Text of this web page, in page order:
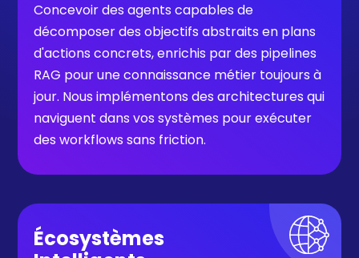
Concevoir des agents capables de
décomposer des objectifs abstraits en plans
d'actions concrets, enrichis par des pipelines
RAG pour une connaissance métier toujours à
jour. Nous implémentons des architectures qui
naviguent dans vos systèmes pour exécuter
des workflows sans friction.
Écosystèmes